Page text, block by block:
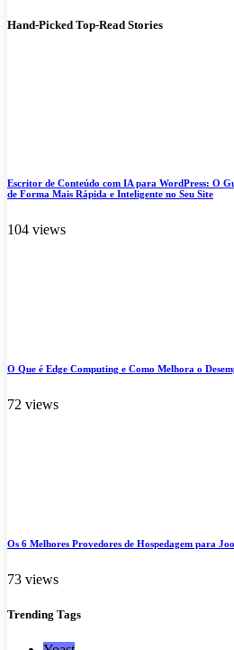
Hand-Picked Top-Read Stories
Escritor de Conteúdo com IA para WordPress: O
de Forma Mais Rápida e Inteligente no Seu Site
104 views
O Que é Edge Computing e Como Melhora o
72 views
Os 6 Melhores Provedores de Hospedagem para
73 views
Trending Tags